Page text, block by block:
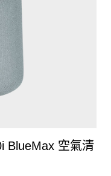
BlueMax 空氣清